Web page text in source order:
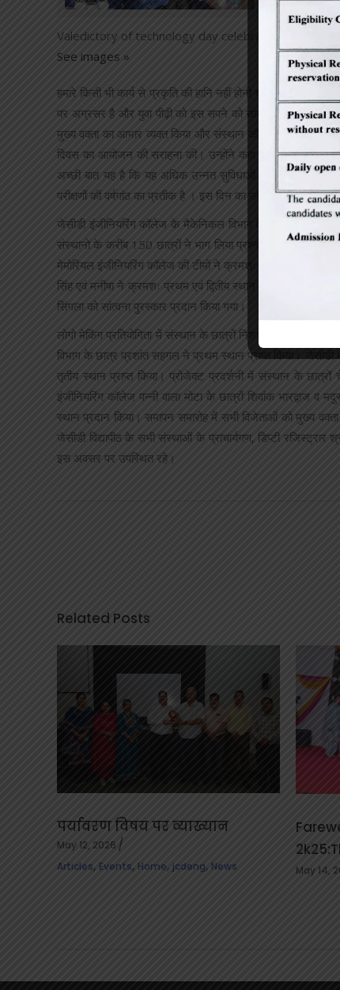
Valedictory of technology day celebration
See images »
हमारे किसी भी कार्य से प्रकृति की हानि नहीं होनी चाहिए
पर अग्रसर है और युवा पीढ़ी को इस सपने को साकार करने में अपना
मुख्य वक्ता का आभार व्यक्त किया और संस्थान की टीम की इस
दिवस का आयोजन की सराहना की। उन्होंने कहा कि संचार और
अच्छी बात यह है कि यह अधिक उन्नत सुविधाओं की सुविधा देकर
परीक्षणों की वर्षगांठ का प्रतीक है । इस दिन का उद्देश्य सभी
जेसीडी इंजीनियरिंग कॉलेज के मैकेनिकल विभाग के अध्यक्ष डॉ दिनेश
संस्थानो के करीब 150 छात्रों ने भाग लिया प्रश्नोत्तरी
मेमोरियल इंजीनियरिंग कॉलेज की टीमों ने क्रमशः द्वितीय एवं तृतीय
सिंह एवं मनीषा ने क्रमशः प्रथम एवं द्वितीय स्थान प्राप्त किया।
सिंगला को सांत्वना पुरस्कार प्रदान किया गया।
लोगो मेकिंग प्रतियोगिता में संस्थान के छात्रों निशांत, मुकेश एवं करण
विभाग के छात्र प्रशांत सहगल ने प्रथम स्थान प्राप्त किया। जेसीडी
तृतीय स्थान प्राप्त किया। प्रोजेक्ट प्रदर्शनी में संस्थान के
इंजीनियरिंग कॉलेज पन्नी वाला मोटा के छात्रों शिवांक भारद्वाज
स्थान प्रदान किया। समापन समारोह में सभी विजेताओं को मुख्य
जेसीडी विद्यापीठ के सभी संस्थाओं के प्राचार्यगण, डिप्टी
इस अवसर पर उपस्थित रहे।
Related Posts
पर्यावरण विषय पर व्याख्यान
May 12, 2026
Articles, Events, Home, jcdeng, News May 14,